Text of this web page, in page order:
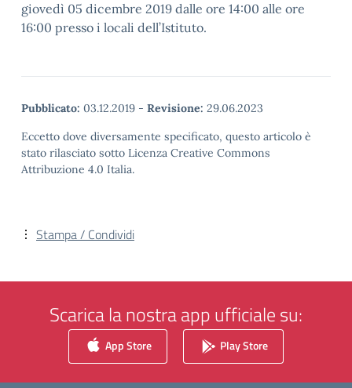
giovedì 05 dicembre 2019 dalle ore 14:00 alle ore
16:00 presso i locali dell’Istituto.
Pubblicato: 03.12.2019 - Revisione: 29.06.2023
Eccetto dove diversamente specificato, questo articolo è
stato rilasciato sotto Licenza Creative Commons
Attribuzione 4.0 Italia.
Stampa / Condividi
Scarica la nostra app ufficiale su:
App Store Play Store